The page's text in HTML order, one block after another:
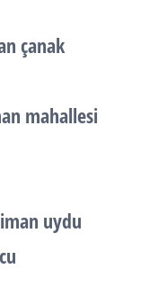
çanak
mahallesi
uydu